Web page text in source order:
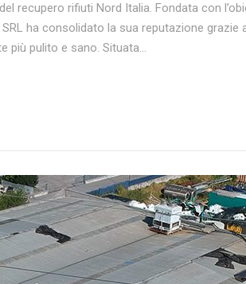
recupero rifiuti Nord Italia. Fondata con
ha consolidato la sua reputazione grazie
più pulito e sano. Situata...